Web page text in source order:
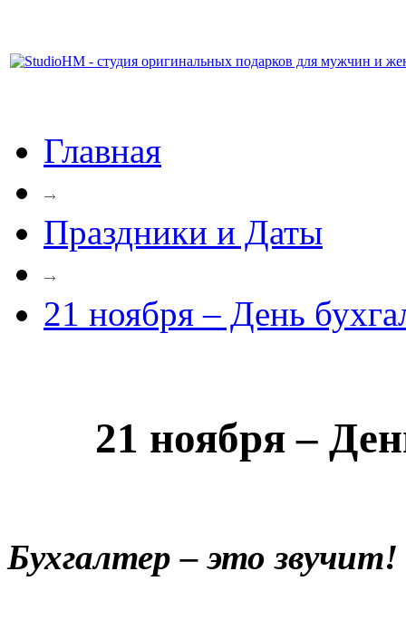
Главная
Праздники и Даты
21 ноября – День
21 ноября –
Бухгалтер – это звучит!